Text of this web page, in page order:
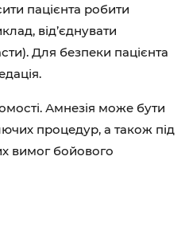
пацієнта робити
від’єднувати
Для безпеки пацієнта
Амнезія може бути
процедур, а також під
вимог бойового